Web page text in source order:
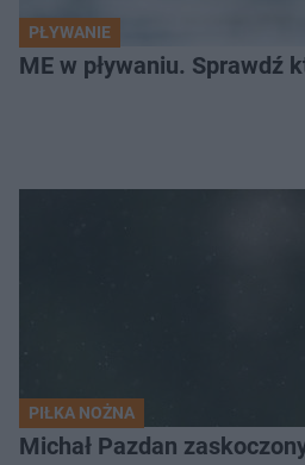
PŁYWANIE
ME w pływaniu. Sprawdź
PIŁKA NOŻNA
Michał Pazdan